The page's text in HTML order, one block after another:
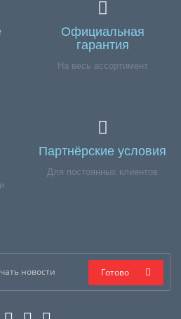
Официальная
гарантия
На весь ассортимент
Партнёрские условия
Для постоянных клиентов
Готово